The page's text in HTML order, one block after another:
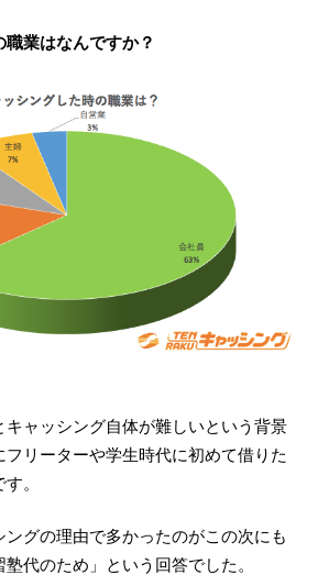
業はなんですか？
キャッシング自体が難しいという背景
フリーターや学生時代に初めて借りた
。
ングの理由で多かったのがこの次にも
代のため」という回答でした。